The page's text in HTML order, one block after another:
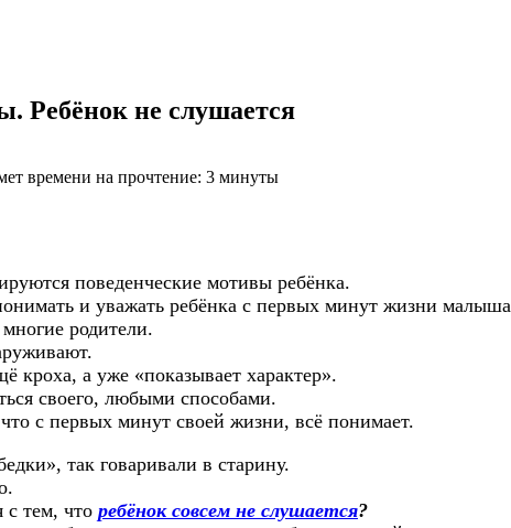
Ребёнок не слушается
времени на прочтение: 3 минуты
поведенческие мотивы ребёнка.
и уважать ребёнка с первых минут жизни
родители.
кроха, а уже «показывает характер».
своего, любыми способами.
с первых минут своей жизни, всё понимает.
так говаривали в старину.
с тем, что ребёнок совсем не слушается?